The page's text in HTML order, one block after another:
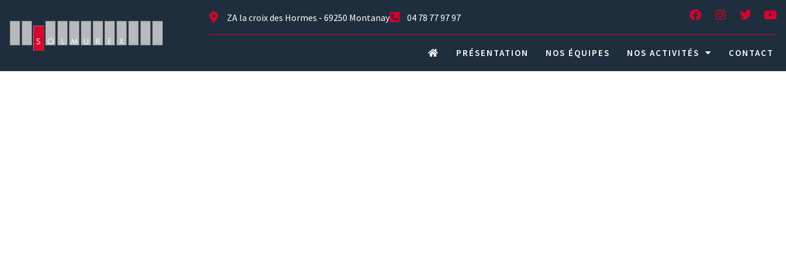
ZA la croix des Hormes - 69250 Montanay 04 78 77 97 97
PRÉSENTATION NOS ÉQUIPES NOS ACTIVITÉS CONTACT